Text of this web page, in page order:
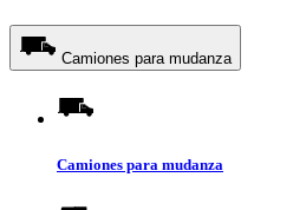
Camiones para mudanza
Camiones para mudanza